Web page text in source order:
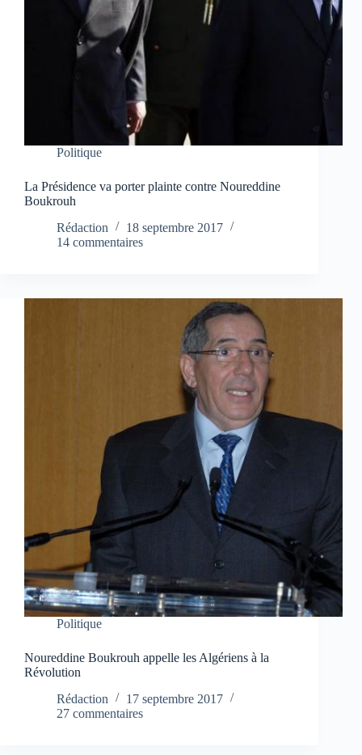
Politique
La Présidence va porter plainte contre Noureddine
Boukrouh
Rédaction
18 septembre 2017
14 commentaires
Politique
Noureddine Boukrouh appelle les Algériens à la
Révolution
Rédaction
17 septembre 2017
27 commentaires